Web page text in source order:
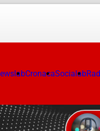
CronacaSocialab